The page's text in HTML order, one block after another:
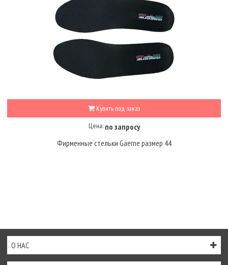
Купить под заказ
Цена: по запросу
Фирменные стельки Gaerne размер 44
О НАС